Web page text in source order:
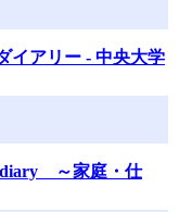
イアリー - 中央大学
diary ～家庭・仕